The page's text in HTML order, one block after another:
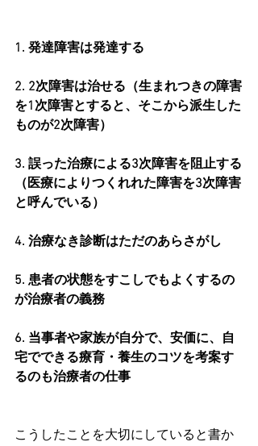
1. 発達障害は発達する
2. 2次障害は治せる（生まれつきの障害
を1次障害とすると、そこから派生した
ものが2次障害）
3. 誤った治療による3次障害を阻止する
（医療によりつくれれた障害を3次障害
と呼んでいる）
4. 治療なき診断はただのあらさがし
5. 患者の状態をすこしでもよくするの
が治療者の義務
6. 当事者や家族が自分で、安価に、自
宅でできる療育・養生のコツを考案す
るのも治療者の仕事
こうしたことを大切にしていると書か